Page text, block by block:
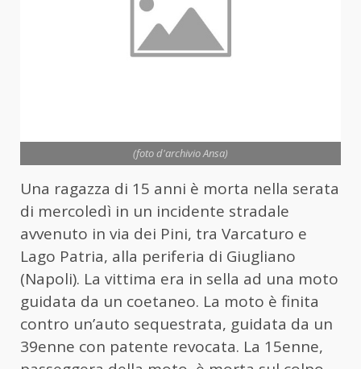
(foto d'archivio Ansa)
Una ragazza di 15 anni è morta nella serata
di mercoledì in un incidente stradale
avvenuto in via dei Pini, tra Varcaturo e
Lago Patria, alla periferia di Giugliano
(Napoli). La vittima era in sella ad una moto
guidata da un coetaneo. La moto è finita
contro un’auto sequestrata, guidata da un
39enne con patente revocata. La 15enne,